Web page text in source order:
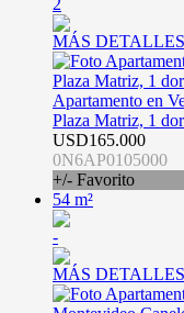
2
MÁS DETALLES
Apartamento en
Plaza Matriz, 1
USD165.000
0N6AP0105000
+/- Favorito
54 m²
-
MÁS DETALLES